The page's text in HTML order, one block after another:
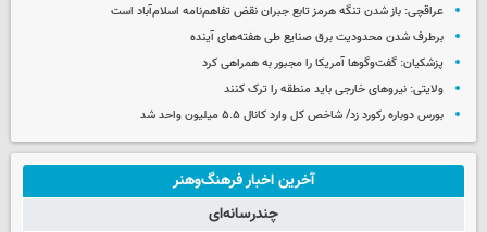
عراقچی: باز شدن تنگه هرمز تابع جبران نقض تفاهم‌نامه اسلام‌آباد است
برطرف شدن محدودیت‌ برق صنایع طی هفته‌های آینده
پزشکیان: گفت‌وگوها آمریکا را مجبور به همراهی کرد
ولایتی: نیروهای خارجی باید منطقه را ترک کنند
بورس دوباره رکورد زد/ شاخص کل وارد کانال ۵.۵ میلیون واحد شد
آخرین اخبار فرهنگ‌وهنر
چندرسانه‌ای